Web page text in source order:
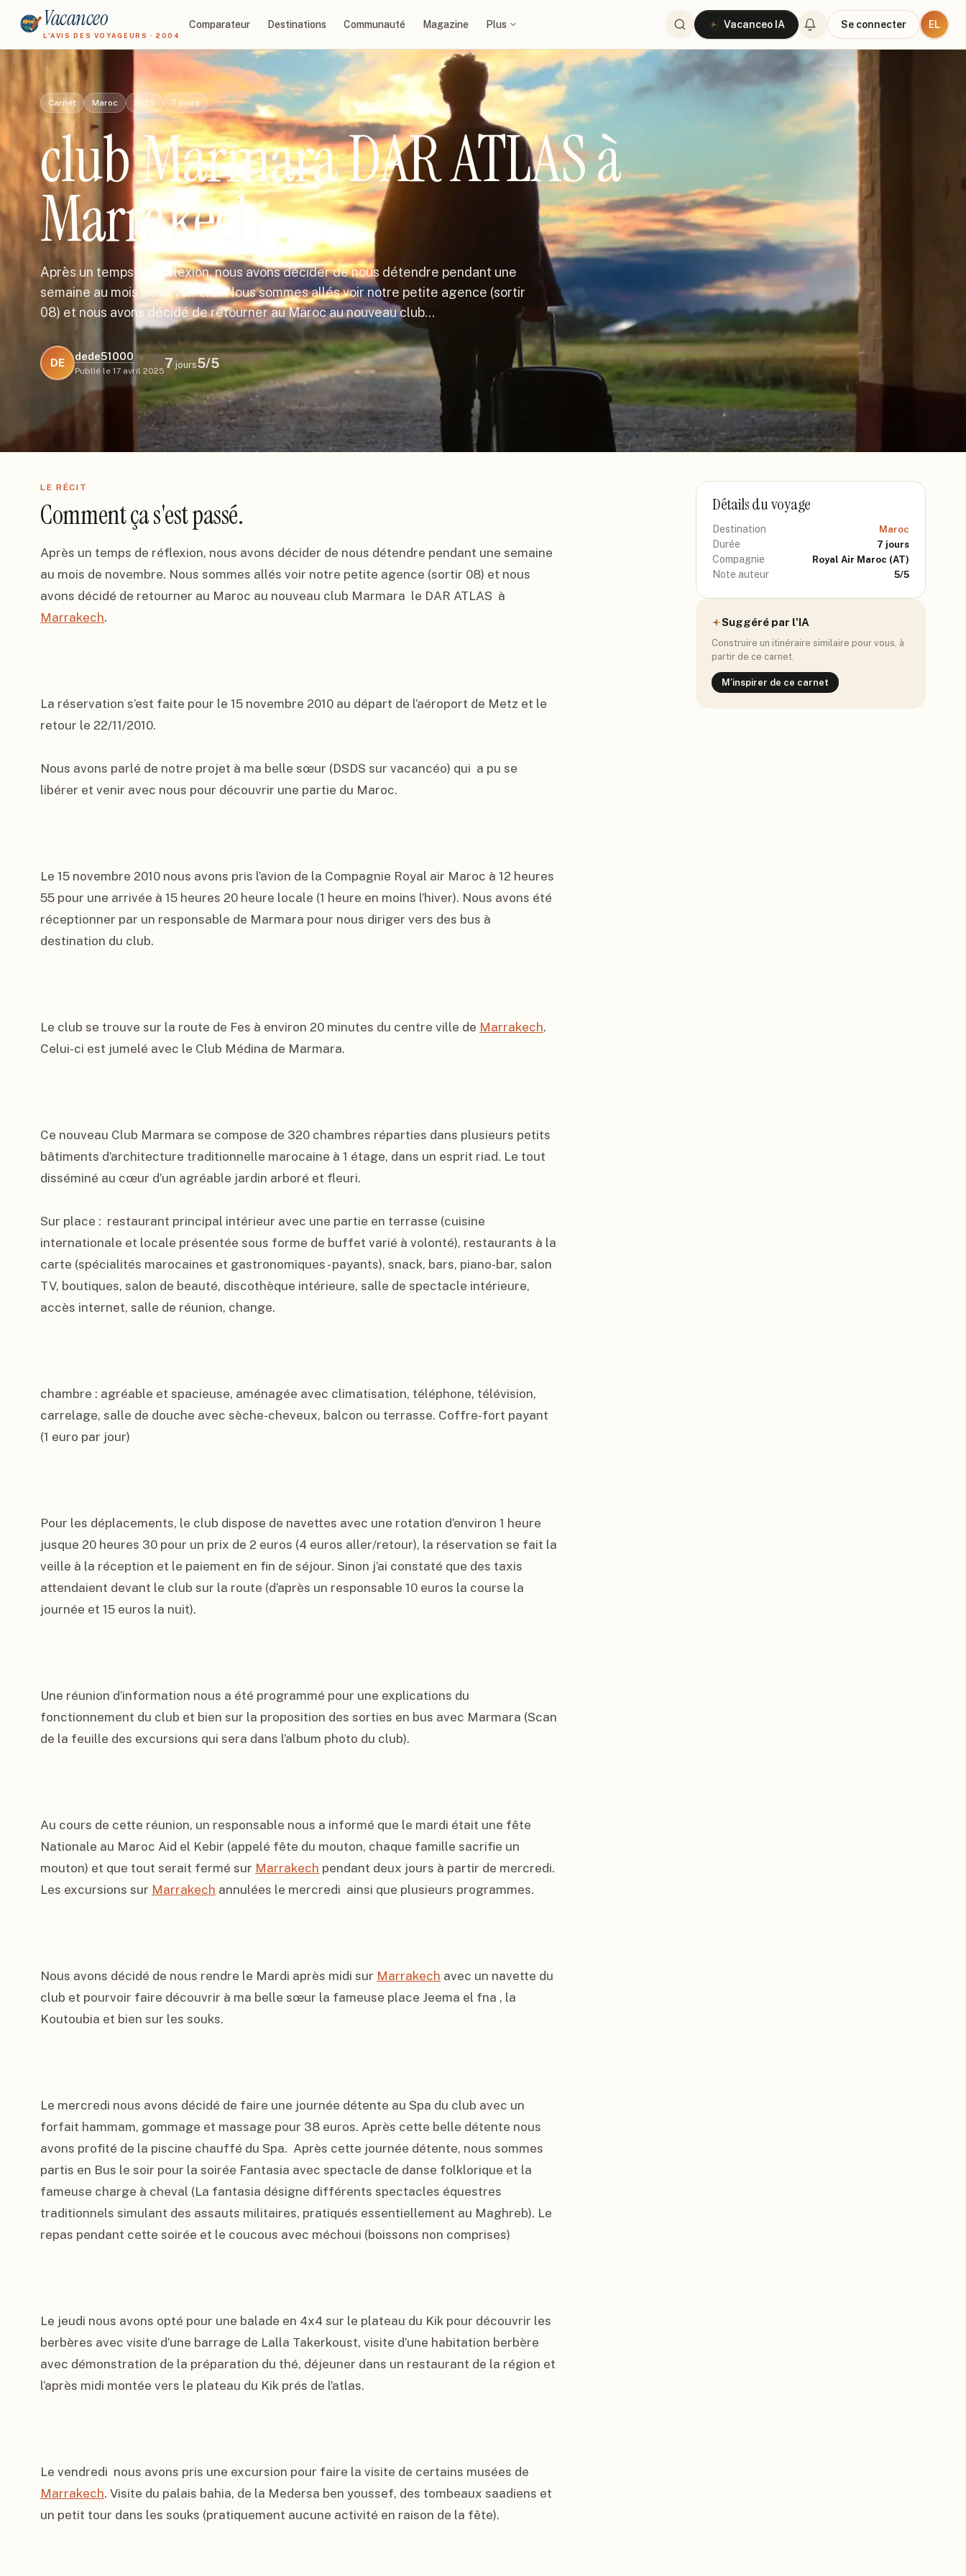
Vacanceo
L'AVIS DES VOYAGEURS · 2004
Comparateur Destinations Communauté Magazine Plus Vacanceo IA Se connecter EL
Carnet Maroc 2025 7 jours
club Marmara DAR ATLAS à
Marrakech
Après un temps de réflexion, nous avons décider de nous détendre pendant une
semaine au mois de novembre. Nous sommes allés voir notre petite agence (sortir
08) et nous avons décidé de retourner au Maroc au nouveau club…
DE
dede51000
Publié le 17 avril 2025
7 jours5/5
LE RÉCIT
Comment ça s'est passé.
Après un temps de réflexion, nous avons décider de nous détendre pendant une semaine
au mois de novembre. Nous sommes allés voir notre petite agence (sortir 08) et nous
Marrakech.
La réservation s’est faite pour le 15 novembre 2010 au départ de l’aéroport de Metz et le
retour le 22/11/2010.
Nous avons parlé de notre projet à ma belle sœur (DSDS sur vacancéo) qui  a pu se
libérer et venir avec nous pour découvrir une partie du Maroc.
Le 15 novembre 2010 nous avons pris l’avion de la Compagnie Royal air Maroc à 12 heures
55 pour une arrivée à 15 heures 20 heure locale (1 heure en moins l’hiver). Nous avons été
réceptionner par un responsable de Marmara pour nous diriger vers des bus à
destination du club.
Le club se trouve sur la route de Fes à environ 20 minutes du centre ville de Marrakech.
Celui-ci est jumelé avec le Club Médina de Marmara.
Ce nouveau Club Marmara se compose de 320 chambres réparties dans plusieurs petits
bâtiments d’architecture traditionnelle marocaine à 1 étage, dans un esprit riad. Le tout
disséminé au cœur d’un agréable jardin arboré et fleuri.
Sur place :  restaurant principal intérieur avec une partie en terrasse (cuisine
internationale et locale présentée sous forme de buffet varié à volonté), restaurants à la
carte (spécialités marocaines et gastronomiques - payants), snack, bars, piano-bar, salon
TV, boutiques, salon de beauté, discothèque intérieure, salle de spectacle intérieure,
accès internet, salle de réunion, change.
chambre : agréable et spacieuse, aménagée avec climatisation, téléphone, télévision,
carrelage, salle de douche avec sèche-cheveux, balcon ou terrasse. Coffre-fort payant
(1 euro par jour)
Pour les déplacements, le club dispose de navettes avec une rotation d’environ 1 heure
jusque 20 heures 30 pour un prix de 2 euros (4 euros aller/retour), la réservation se fait la
veille à la réception et le paiement en fin de séjour. Sinon j’ai constaté que des taxis
attendaient devant le club sur la route (d’après un responsable 10 euros la course la
journée et 15 euros la nuit).
Une réunion d’information nous a été programmé pour une explications du
fonctionnement du club et bien sur la proposition des sorties en bus avec Marmara (Scan
de la feuille des excursions qui sera dans l’album photo du club).
Au cours de cette réunion, un responsable nous a informé que le mardi était une fête
Nationale au Maroc Aid el Kebir (appelé fête du mouton, chaque famille sacrifie un
mouton) et que tout serait fermé sur Marrakech pendant deux jours à partir de mercredi.
Les excursions sur Marrakech annulées le mercredi  ainsi que plusieurs programmes.
Nous avons décidé de nous rendre le Mardi après midi sur Marrakech avec un navette du
club et pourvoir faire découvrir à ma belle sœur la fameuse place Jeema el fna , la
Koutoubia et bien sur les souks.
Le mercredi nous avons décidé de faire une journée détente au Spa du club avec un
forfait hammam, gommage et massage pour 38 euros. Après cette belle détente nous
avons profité de la piscine chauffé du Spa.  Après cette journée détente, nous sommes
partis en Bus le soir pour la soirée Fantasia avec spectacle de danse folklorique et la
fameuse charge à cheval (La fantasia désigne différents spectacles équestres
traditionnels simulant des assauts militaires, pratiqués essentiellement au Maghreb). Le
repas pendant cette soirée et le coucous avec méchoui (boissons non comprises)
Le jeudi nous avons opté pour une balade en 4x4 sur le plateau du Kik pour découvrir les
berbères avec visite d’une barrage de Lalla Takerkoust, visite d’une habitation berbère
avec démonstration de la préparation du thé, déjeuner dans un restaurant de la région et
l’après midi montée vers le plateau du Kik prés de l’atlas.
Marrakech. Visite du palais bahia, de la Medersa ben youssef, des tombeaux saadiens et
un petit tour dans les souks (pratiquement aucune activité en raison de la fête).
Détails du voyage
Destination Maroc
Durée 7 jours
Compagnie Royal Air Maroc (AT)
Note auteur 5/5
Suggéré par l'IA
Construire un itinéraire similaire pour vous, à
partir de ce carnet.
M'inspirer de ce carnet